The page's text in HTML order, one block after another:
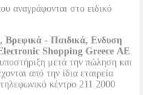
αναγράφονται στο ειδικό
Βρεφικά - Παιδικά, Ενδυση
Shopping Greece ΑΕ
μετά την πώληση και
από την ίδια εταιρεία
κέντρο 211 2000